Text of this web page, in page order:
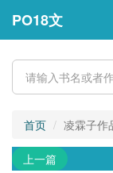
PO18文
首页 凌霖子作
上一篇